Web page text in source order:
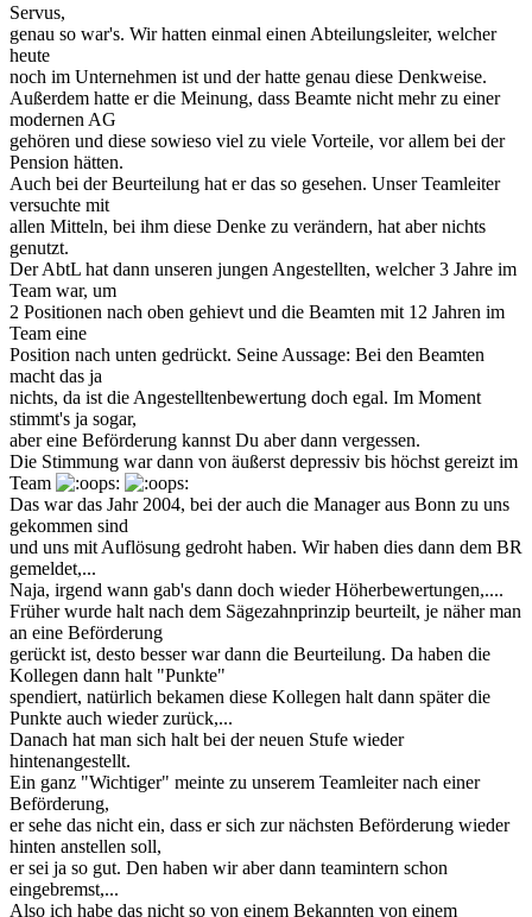
Servus,
genau so war's. Wir hatten einmal einen Abteilungsleiter, welcher
heute
noch im Unternehmen ist und der hatte genau diese Denkweise.
Außerdem hatte er die Meinung, dass Beamte nicht mehr zu einer
modernen AG
gehören und diese sowieso viel zu viele Vorteile, vor allem bei der
Pension hätten.
Auch bei der Beurteilung hat er das so gesehen. Unser Teamleiter
versuchte mit
allen Mitteln, bei ihm diese Denke zu verändern, hat aber nichts
genutzt.
Der AbtL hat dann unseren jungen Angestellten, welcher 3 Jahre im
Team war, um
2 Positionen nach oben gehievt und die Beamten mit 12 Jahren im
Team eine
Position nach unten gedrückt. Seine Aussage: Bei den Beamten
macht das ja
nichts, da ist die Angestelltenbewertung doch egal. Im Moment
stimmt's ja sogar,
aber eine Beförderung kannst Du aber dann vergessen.
Die Stimmung war dann von äußerst depressiv bis höchst gereizt im
Team
Das war das Jahr 2004, bei der auch die Manager aus Bonn zu uns
gekommen sind
und uns mit Auflösung gedroht haben. Wir haben dies dann dem BR
gemeldet,...
Naja, irgend wann gab's dann doch wieder Höherbewertungen,....
Früher wurde halt nach dem Sägezahnprinzip beurteilt, je näher man
an eine Beförderung
gerückt ist, desto besser war dann die Beurteilung. Da haben die
Kollegen dann halt "Punkte"
spendiert, natürlich bekamen diese Kollegen halt dann später die
Punkte auch wieder zurück,...
Danach hat man sich halt bei der neuen Stufe wieder
hintenangestellt.
Ein ganz "Wichtiger" meinte zu unserem Teamleiter nach einer
Beförderung,
er sehe das nicht ein, dass er sich zur nächsten Beförderung wieder
hinten anstellen soll,
er sei ja so gut. Den haben wir aber dann teamintern schon
eingebremst,...
Also ich habe das nicht so von einem Bekannten von einem